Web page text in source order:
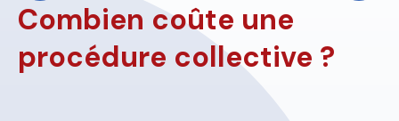
Combien coûte une
procédure collective ?